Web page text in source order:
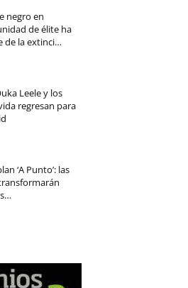
negro en
de élite ha
de la extinci…
Leele y los
regresan para
‘A Punto’: las